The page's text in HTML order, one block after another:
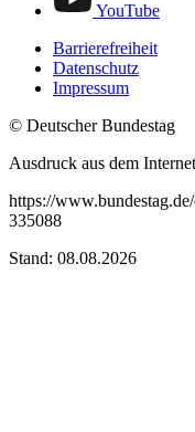
YouTube
Barrierefreiheit
Datenschutz
Impressum
© Deutscher Bundestag
Ausdruck aus dem
https://
335088
Stand: 08.08.2026